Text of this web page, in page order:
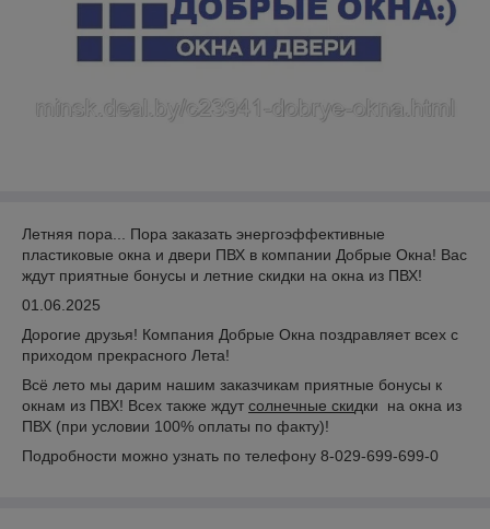
Летняя пора... Пора заказать энергоэффективные
пластиковые окна и двери ПВХ в компании Добрые Окна! Вас
ждут приятные бонусы и летние скидки на окна из ПВХ!
01.06.2025
Дорогие друзья! Компания Добрые Окна поздравляет всех с
приходом прекрасного Лета!
Всё лето мы дарим нашим заказчикам приятные бонусы к
окнам из ПВХ! Всех также ждут солнечные скидки на окна из
ПВХ (при условии 100% оплаты по факту)!
Подробности можно узнать по телефону 8-029-699-699-0